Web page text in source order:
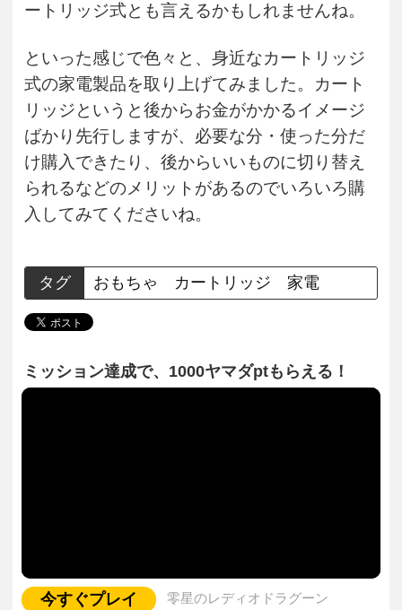
ートリッジ式とも言えるかもしれませんね。
といった感じで色々と、身近なカートリッジ
式の家電製品を取り上げてみました。カート
リッジというと後からお金がかかるイメージ
ばかり先行しますが、必要な分・使った分だ
け購入できたり、後からいいものに切り替え
られるなどのメリットがあるのでいろいろ購
入してみてくださいね。
タグ おもちゃ カートリッジ 家電
ミッション達成で、1000ヤマダptもらえる！
今すぐプレイ 零星のレディオドラグーン